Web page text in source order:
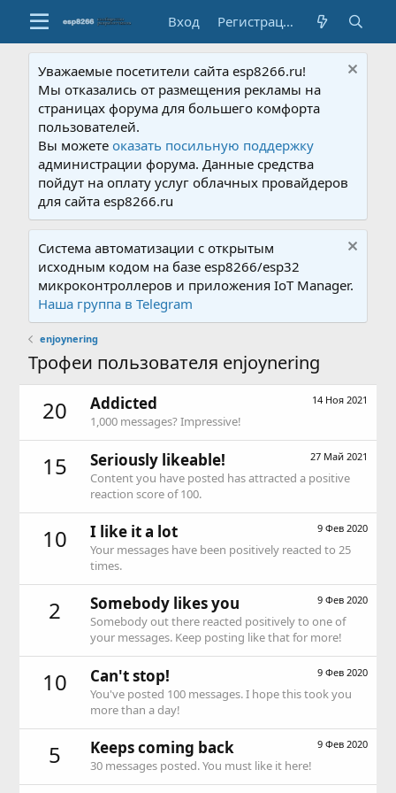
Вход Регистрация
Уважаемые посетители сайта esp8266.ru!
Мы отказались от размещения рекламы на
страницах форума для большего комфорта
пользователей.
Вы можетеоказать посильную поддержку
администрации форума. Данные средства
пойдут на оплату услуг облачных провайдеров
для сайта esp8266.ru
Система автоматизации с открытым
исходным кодом на базе esp8266/esp32
микроконтроллеров и приложения IoT Manager.
Наша группа в Telegram
enjoynering
Трофеи пользователя enjoynering
20 14 Ноя 2021
Addicted
1,000 messages? Impressive!
15 27 Май 2021
Seriously likeable!
Content you have posted has attracted a positive
reaction score of 100.
10 9 Фев 2020
I like it a lot
Your messages have been positively reacted to 25
times.
2 9 Фев 2020
Somebody likes you
Somebody out there reacted positively to one of
your messages. Keep posting like that for more!
10 9 Фев 2020
Can't stop!
You've posted 100 messages. I hope this took you
more than a day!
5 9 Фев 2020
Keeps coming back
30 messages posted. You must like it here!